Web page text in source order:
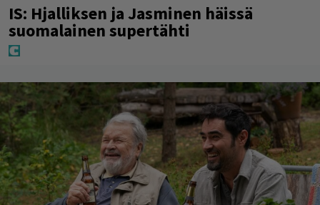
IS: Hjalliksen ja Jasminen häissä
suomalainen supertähti